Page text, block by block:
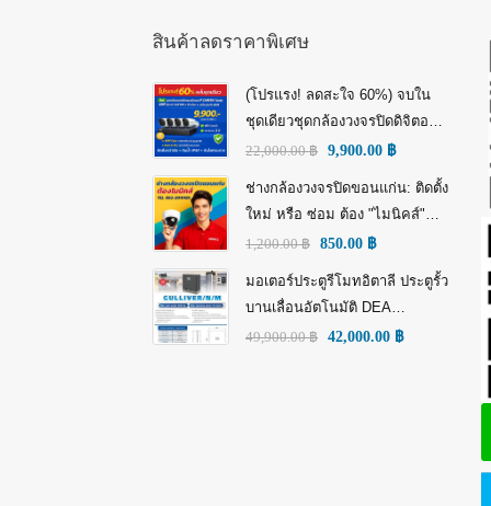
สินค้าลดราคาพิเศษ
(โปรแรง! ลดสะใจ 60%) จบใน
ชุดเดียวชุดกล้องวงจรปิดดิจิตอล
IP Tiandy 4MP (คมชัดกว่า Full
22,000.00฿ 9,900.00 ฿
ช่างกล้องวงจรปิดขอนแก่น: ติดตั้ง
ใหม่ หรือ ซ่อม ต้อง "ไมนิคส์"
(MINICS)
1,200.00฿ 850.00 ฿
มอเตอร์ประตูรีโมทอิตาลี ประตูรั้ว
บานเลื่อนอัตโนมัติ DEA
GULLIVER/N/M: พลัง อิตาลี เพื่อ
49,900.00฿ 42,000.00 ฿